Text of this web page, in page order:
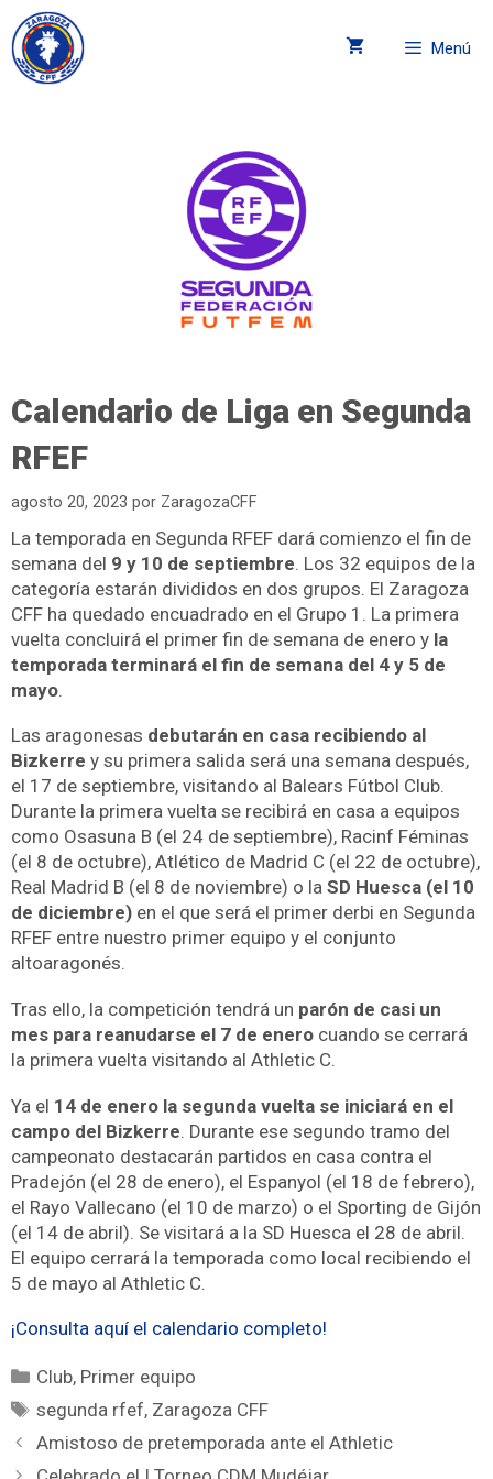
Menú
Calendario de Liga en Segunda
RFEF
agosto 20, 2023 por ZaragozaCFF
La temporada en Segunda RFEF dará comienzo el fin de
semana del 9 y 10 de septiembre. Los 32 equipos de la
categoría estarán divididos en dos grupos. El Zaragoza
CFF ha quedado encuadrado en el Grupo 1. La primera
vuelta concluirá el primer fin de semana de enero y la
temporada terminará el fin de semana del 4 y 5 de
mayo.
Las aragonesas debutarán en casa recibiendo al
Bizkerre y su primera salida será una semana después,
el 17 de septiembre, visitando al Balears Fútbol Club.
Durante la primera vuelta se recibirá en casa a equipos
como Osasuna B (el 24 de septiembre), Racinf Féminas
(el 8 de octubre), Atlético de Madrid C (el 22 de octubre),
Real Madrid B (el 8 de noviembre) o la SD Huesca (el 10
de diciembre) en el que será el primer derbi en Segunda
RFEF entre nuestro primer equipo y el conjunto
altoaragonés.
Tras ello, la competición tendrá un parón de casi un
mes para reanudarse el 7 de enero cuando se cerrará
la primera vuelta visitando al Athletic C.
Ya el 14 de enero la segunda vuelta se iniciará en el
campo del Bizkerre. Durante ese segundo tramo del
campeonato destacarán partidos en casa contra el
Pradejón (el 28 de enero), el Espanyol (el 18 de febrero),
el Rayo Vallecano (el 10 de marzo) o el Sporting de Gijón
(el 14 de abril). Se visitará a la SD Huesca el 28 de abril.
El equipo cerrará la temporada como local recibiendo el
5 de mayo al Athletic C.
¡Consulta aquí el calendario completo!
Club, Primer equipo
segunda rfef, Zaragoza CFF
Amistoso de pretemporada ante el Athletic